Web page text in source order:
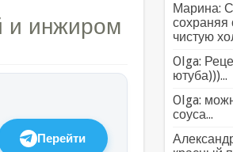
и инжиром
Перейти
Марина:
сохраняя
чистую
Olga:
ютуба)))...
Olga:
соуса...